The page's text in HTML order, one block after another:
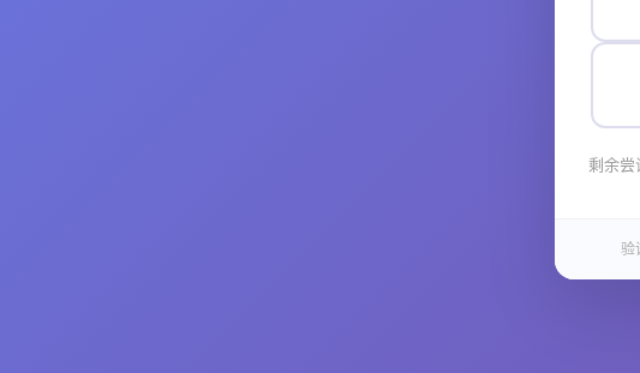
剩余尝
验